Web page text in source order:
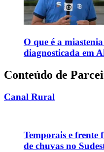
O que é a
diagnosticada em
Conteúdo de
Canal Rural
Temporais e frente
de chuvas no